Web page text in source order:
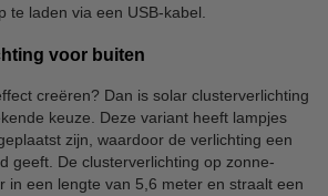
te laden via een USB-kabel.
voor buiten
creëren? Dan is solar clusterverlichting
keuze. Deze variant heeft lampjes
zijn, waardoor de verlichting een
geeft. De clusterverlichting op zonne-
in een lengte van 5,6 meter en straalt een